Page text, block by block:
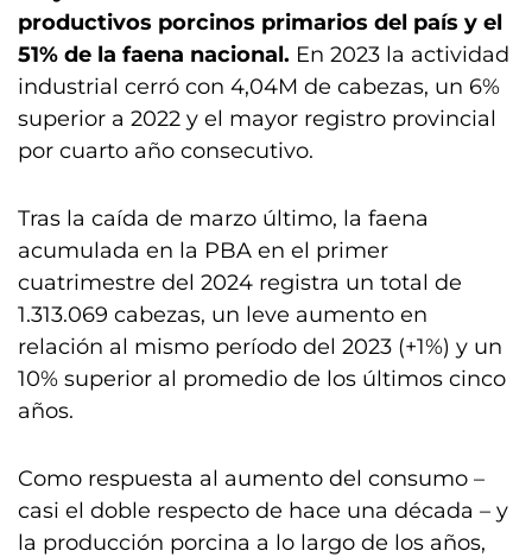
productivos porcinos primarios del país y el
51% de la faena nacional. En 2023 la actividad
industrial cerró con 4,04M de cabezas, un 6%
superior a 2022 y el mayor registro provincial
por cuarto año consecutivo.
Tras la caída de marzo último, la faena
acumulada en la PBA en el primer
cuatrimestre del 2024 registra un total de
1.313.069 cabezas, un leve aumento en
relación al mismo período del 2023 (+1%) y un
10% superior al promedio de los últimos cinco
años.
Como respuesta al aumento del consumo –
casi el doble respecto de hace una década – y
la producción porcina a lo largo de los años,